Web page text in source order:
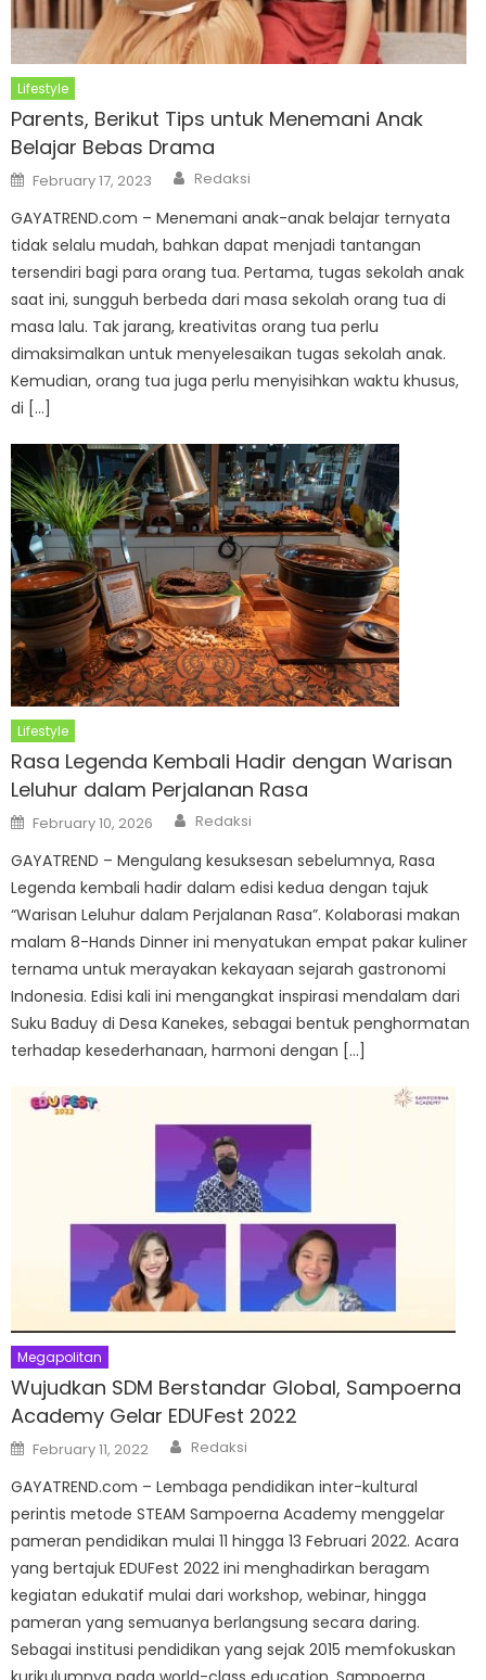
Lifestyle
Parents, Berikut Tips untuk Menemani Anak
Belajar Bebas Drama
Posted
on
February 17, 2023 Author
Redaksi
GAYATREND.com – Menemani anak-anak belajar ternyata
tidak selalu mudah, bahkan dapat menjadi tantangan
tersendiri bagi para orang tua. Pertama, tugas sekolah anak
saat ini, sungguh berbeda dari masa sekolah orang tua di
masa lalu. Tak jarang, kreativitas orang tua perlu
dimaksimalkan untuk menyelesaikan tugas sekolah anak.
Kemudian, orang tua juga perlu menyisihkan waktu khusus,
di […]
Lifestyle
Rasa Legenda Kembali Hadir dengan Warisan
Leluhur dalam Perjalanan Rasa
Posted
on
February 10, 2026 Author
Redaksi
GAYATREND – Mengulang kesuksesan sebelumnya, Rasa
Legenda kembali hadir dalam edisi kedua dengan tajuk
“Warisan Leluhur dalam Perjalanan Rasa”. Kolaborasi makan
malam 8-Hands Dinner ini menyatukan empat pakar kuliner
ternama untuk merayakan kekayaan sejarah gastronomi
Indonesia. Edisi kali ini mengangkat inspirasi mendalam dari
Suku Baduy di Desa Kanekes, sebagai bentuk penghormatan
terhadap kesederhanaan, harmoni dengan […]
Megapolitan
Wujudkan SDM Berstandar Global, Sampoerna
Academy Gelar EDUFest 2022
Posted
on
February 11, 2022 Author
Redaksi
GAYATREND.com – Lembaga pendidikan inter-kultural
perintis metode STEAM Sampoerna Academy menggelar
pameran pendidikan mulai 11 hingga 13 Februari 2022. Acara
yang bertajuk EDUFest 2022 ini menghadirkan beragam
kegiatan edukatif mulai dari workshop, webinar, hingga
pameran yang semuanya berlangsung secara daring.
Sebagai institusi pendidikan yang sejak 2015 memfokuskan